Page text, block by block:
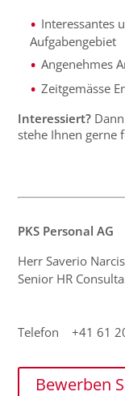
Interessantes
Aufgabengebiet
Angenehmes
Zeitgemässe
Interessiert?
stehe Ihnen gerne
PKS Personal AG
Herr Saverio
Senior HR
Telefon +41 61
Bewerben